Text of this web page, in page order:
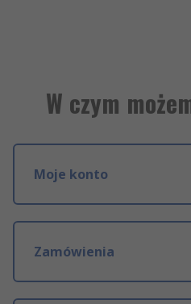
W czym
Moje konto
Zamówienia